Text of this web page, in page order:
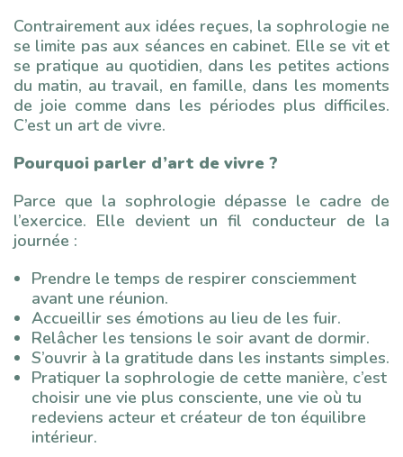
Contrairement aux idées reçues, la sophrologie ne
se limite pas aux séances en cabinet. Elle se vit et
se pratique au quotidien, dans les petites actions
du matin, au travail, en famille, dans les moments
de joie comme dans les périodes plus difficiles.
C’est un art de vivre.
Pourquoi parler d’art de vivre ?
Parce que la sophrologie dépasse le cadre de
l’exercice. Elle devient un fil conducteur de la
journée :
Prendre le temps de respirer consciemment
avant une réunion.
Accueillir ses émotions au lieu de les fuir.
Relâcher les tensions le soir avant de dormir.
S’ouvrir à la gratitude dans les instants simples.
Pratiquer la sophrologie de cette manière, c’est
choisir une vie plus consciente, une vie où tu
redeviens acteur et créateur de ton équilibre
intérieur.